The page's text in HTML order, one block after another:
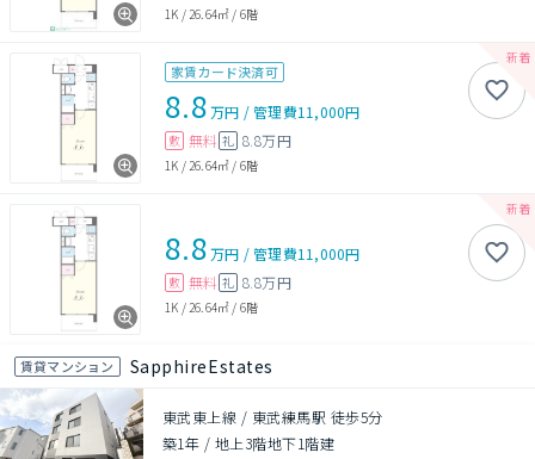
1K /26.64㎡ / 6階
家賃カード決済可
8.8万円 /管理費11,000円
敷 無料 礼 8.8万円
1K /26.64㎡ / 6階
8.8万円 /管理費11,000円
敷 無料 礼 8.8万円
1K / 26.64㎡ / 6階
賃貸マンション SapphireEstates
東武東上線 / 東武練馬駅 徒歩5分
築1年 / 地上3階地下1階建